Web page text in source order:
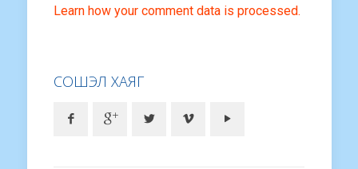
Learn how your comment data is processed.
СОШЭЛ ХАЯГ